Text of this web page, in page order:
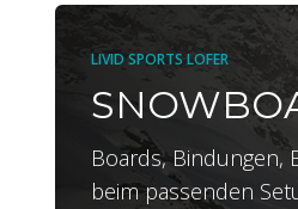
LIVID SPORTS LOFER
Boards, Bindungen,
beim passenden